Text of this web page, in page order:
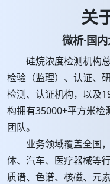
关
微析·国
硅烷浓度检测机构
检验（监理）、认证、
检测、认证机构，以及
构拥有35000+平方米检
团队。
业务领域覆盖全国
体、汽车、医疗器械等
质谱、色谱、核磁、元